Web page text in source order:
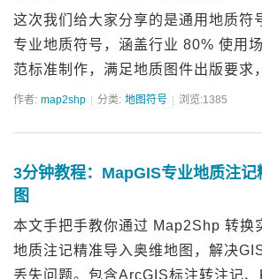
这次我们给大家分享的是通用地质符
专业地质符号，涵盖行业 80% 使用
范标准制作，满足地质图件出版要求
MapGIS 符号库，盘活海量存档地质
作者: map2shp 分类: 地图符号 浏览:1385
3分钟教程：MapGIS专业地质注记
图
本文手把手教你通过 Map2Shp 转换
地质注记精准导入奥维地图，解决
丢失问题。包含ArcGIS标注转注记